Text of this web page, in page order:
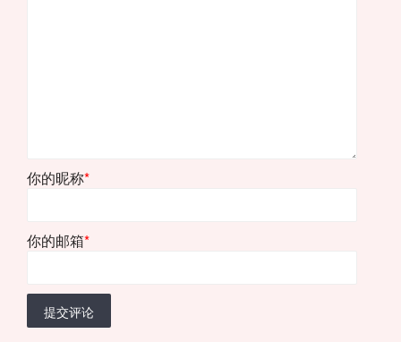
你的昵称*
你的邮箱*
提交评论